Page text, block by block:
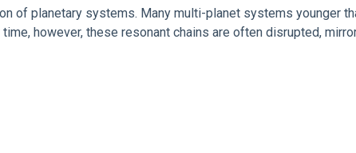
of planetary systems. Many multi-planet systems younger
however, these resonant chains are often disrupted,